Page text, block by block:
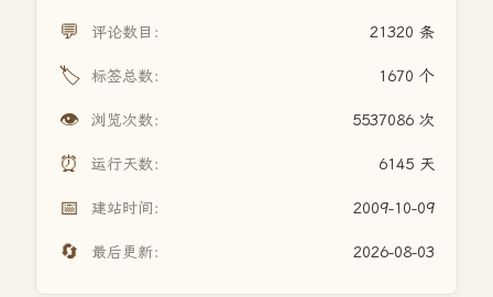
💬 评论数目： 21320 条
🏷️ 标签总数： 1670 个
👁️ 浏览次数： 5537086 次
⏰ 运行天数： 6145 天
📅 建站时间： 2009-10-09
🔄 最后更新： 2026-08-03